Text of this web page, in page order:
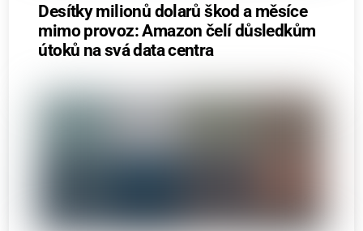
Desítky milionů dolarů škod a měsíce
mimo provoz: Amazon čelí důsledkům
útoků na svá data centra